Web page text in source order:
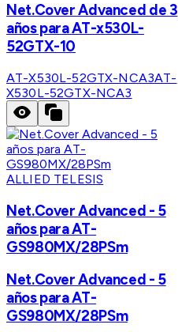
Net.Cover Advanced de 3
años para AT-x530L-
52GTX-10
AT-X530L-52GTX-NCA3AT-
X530L-52GTX-NCA3
ALLIED TELESIS
Net.Cover Advanced - 5
años para AT-
GS980MX/28PSm
Net.Cover Advanced - 5
años para AT-
GS980MX/28PSm